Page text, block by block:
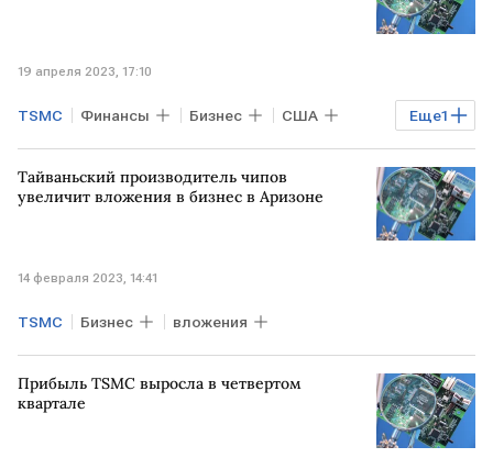
19 апреля 2023, 17:10
Еще1
TSMC Финансы Бизнес США
субсидии
Тайваньский производитель чипов
увеличит вложения в бизнес в Аризоне
14 февраля 2023, 14:41
TSMC Бизнес вложения
Прибыль TSMC выросла в четвертом
квартале